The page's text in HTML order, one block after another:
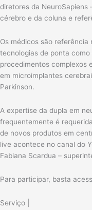
diretores da NeuroSapiens
cérebro e da coluna e
Os médicos são
tecnologias de ponta
procedimentos complexos
em microimplantes
Parkinson.
A expertise da dupla em
frequentemente é
de novos produtos em
live acontece no canal do
Fabiana Scardua –
Para participar, basta
Serviço |